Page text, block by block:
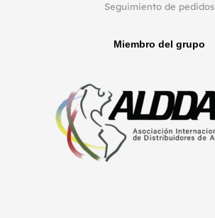
Seguimiento de pedidos
Miembro del grupo